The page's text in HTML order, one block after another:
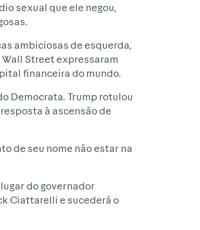
sexual que ele negou,
ambiciosas de esquerda,
Street expressaram
financeira do mundo.
Democrata. Trump rotulou
à ascensão de
de seu nome não estar na
do governador
Ciattarelli e sucederá o